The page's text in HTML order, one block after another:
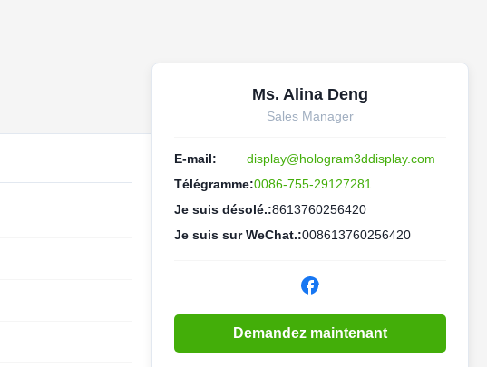
Ms. Alina Deng
Sales Manager
E-mail:
display@hologram3ddisplay.com
Télégramme:0086-755-29127281
Je suis désolé.:8613760256420
Je suis sur WeChat.:008613760256420
Demandez maintenant